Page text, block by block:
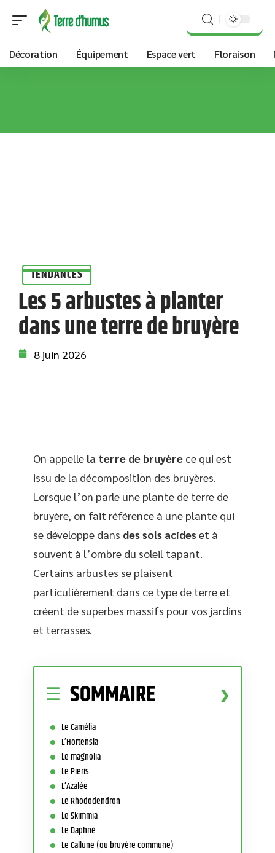
Décoration Équipement Espace vert Floraison
TENDANCES
Les 5 arbustes à planter
dans une terre de bruyère
8 juin 2026
On appelle la terre de bruyère ce qui est
issu de la décomposition des bruyères.
Lorsque l’on parle une plante de terre de
bruyère, on fait référence à une plante qui
se développe dans des sols acideset à
souvent à l’ombre du soleil tapant.
Certains arbustes se plaisent
particulièrement dans ce type de terre et
créent de superbes massifs pour vos jardins
et terrasses.
SOMMAIRE
Le Camélia
L’Hortensia
Le magnolia
Le Pieris
L’Azalée
Le Rhododendron
Le Skimmia
Le Daphné
Le Callune (ou bruyère commune)